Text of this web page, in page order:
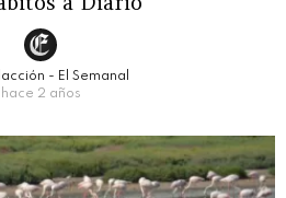
- El Semanal
hace 2 años